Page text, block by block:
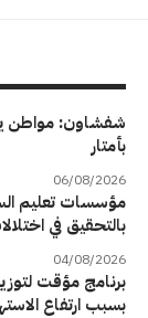
شفشاون: مواطن
بأمتار
06/08/2026
مؤسسات تعليم
بالتحقيق في
04/08/2026
برنامج مؤقت
بسبب ارتفاع